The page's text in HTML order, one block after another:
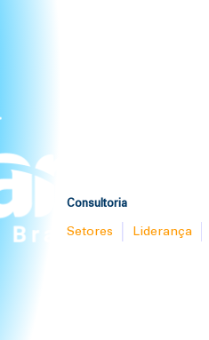
Consultoria
Setores Liderança